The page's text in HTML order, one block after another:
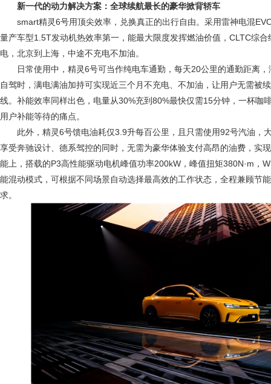
新一代的动力解决方案：全球续航最长的豪华掀背轿车
smart精灵6号用顶尖效率，兑换真正的出行自由。采用雷神电混
量产车型1.5T发动机热效率第一，能最大限度发挥燃油价值，CLTC综
电，北京到上海，中途不充电不加油。
日常使用中，精灵6号可当作纯电车通勤，每天20公里的通勤距离
自驾时，满电满油加持可实现近三个月不充电、不加油，让用户无需被
线。补能效率同样出色，电量从30%充到80%最快仅需15分钟，一杯咖
用户补能等待的痛点。
此外，精灵6号馈电油耗仅3.9升每百公里，且只需使用92号汽油，
享受奔驰设计、德系驾控的同时，无需为豪华体验支付高昂的油费，实
能上，搭载的P3高性能驱动电机峰值功率200kW，峰值扭矩380N·m，
能混动模式，可根据不同场景自动选择最高效的工作状态，全程兼顾节
求。